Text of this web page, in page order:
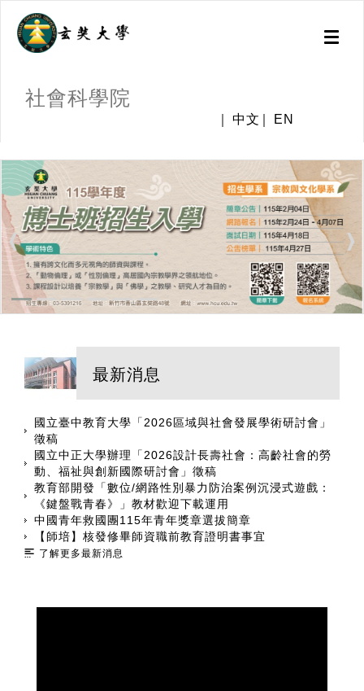
Toggle
社會科學院
中文 EN
最新消息
國立臺中教育大學「2026區域與社會發展學術研討會」
徵稿
國立中正大學辦理「2026設計長壽社會：高齡社會的勞
動、福祉與創新國際研討會」徵稿
教育部開發「數位/網路性別暴力防治案例沉浸式遊戲：
《鍵盤戰青春》」教材歡迎下載運用
中國青年救國團115年青年獎章選拔簡章
【師培】核發修畢師資職前教育證明書事宜
了解更多最新消息